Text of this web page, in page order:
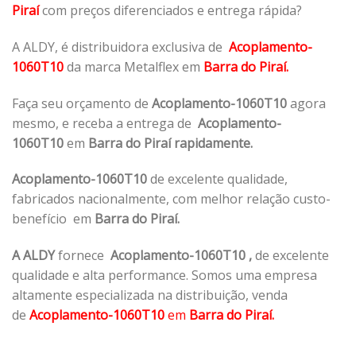
Piraícom preços diferenciados e entrega rápida?
A ALDY, é distribuidora exclusiva de Acoplamento-
1060T10da marca Metalflex em Barra do Piraí.
Faça seu orçamento de Acoplamento-1060T10agora
mesmo, e receba a entrega de Acoplamento-
1060T10em Barra do Piraí rapidamente.
Acoplamento-1060T10de excelente qualidade,
fabricados nacionalmente, com melhor relação custo-
benefício em Barra do Piraí.
A ALDYfornece Acoplamento-1060T10 ,de excelente
qualidade e alta performance. Somos uma empresa
altamente especializada na distribuição, venda
de Acoplamento-1060T10em Barra do Piraí.